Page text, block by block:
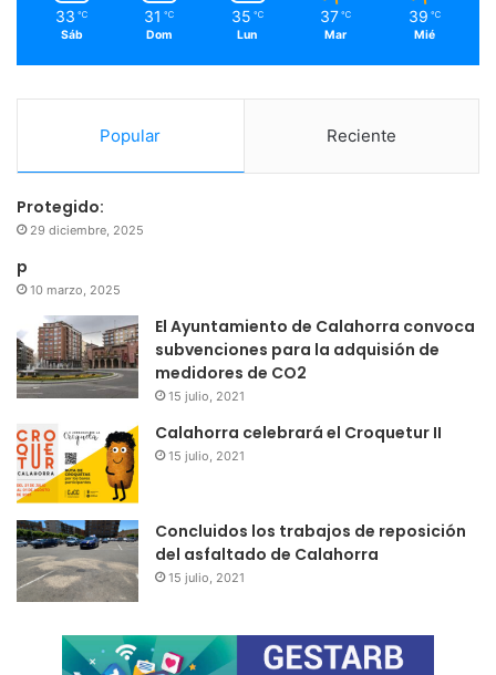
33 ℃
Sáb
31 ℃
Dom
35 ℃
Lun
37 ℃
Mar
39 ℃
Mié
Popular Reciente
Protegido:
29 diciembre, 2025
p
10 marzo, 2025
El Ayuntamiento de Calahorra convoca
subvenciones para la adquisión de
medidores de CO2
15 julio, 2021
Calahorra celebrará el Croquetur II
15 julio, 2021
Concluidos los trabajos de reposición
del asfaltado de Calahorra
15 julio, 2021